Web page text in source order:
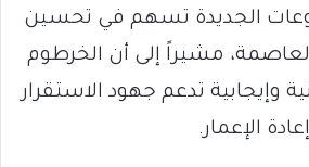
الجديدة تسهم في تحسين
مشيراً إلى أن الخرطوم
وإيجابية تدعم جهود الاستقرار
الإعمار.